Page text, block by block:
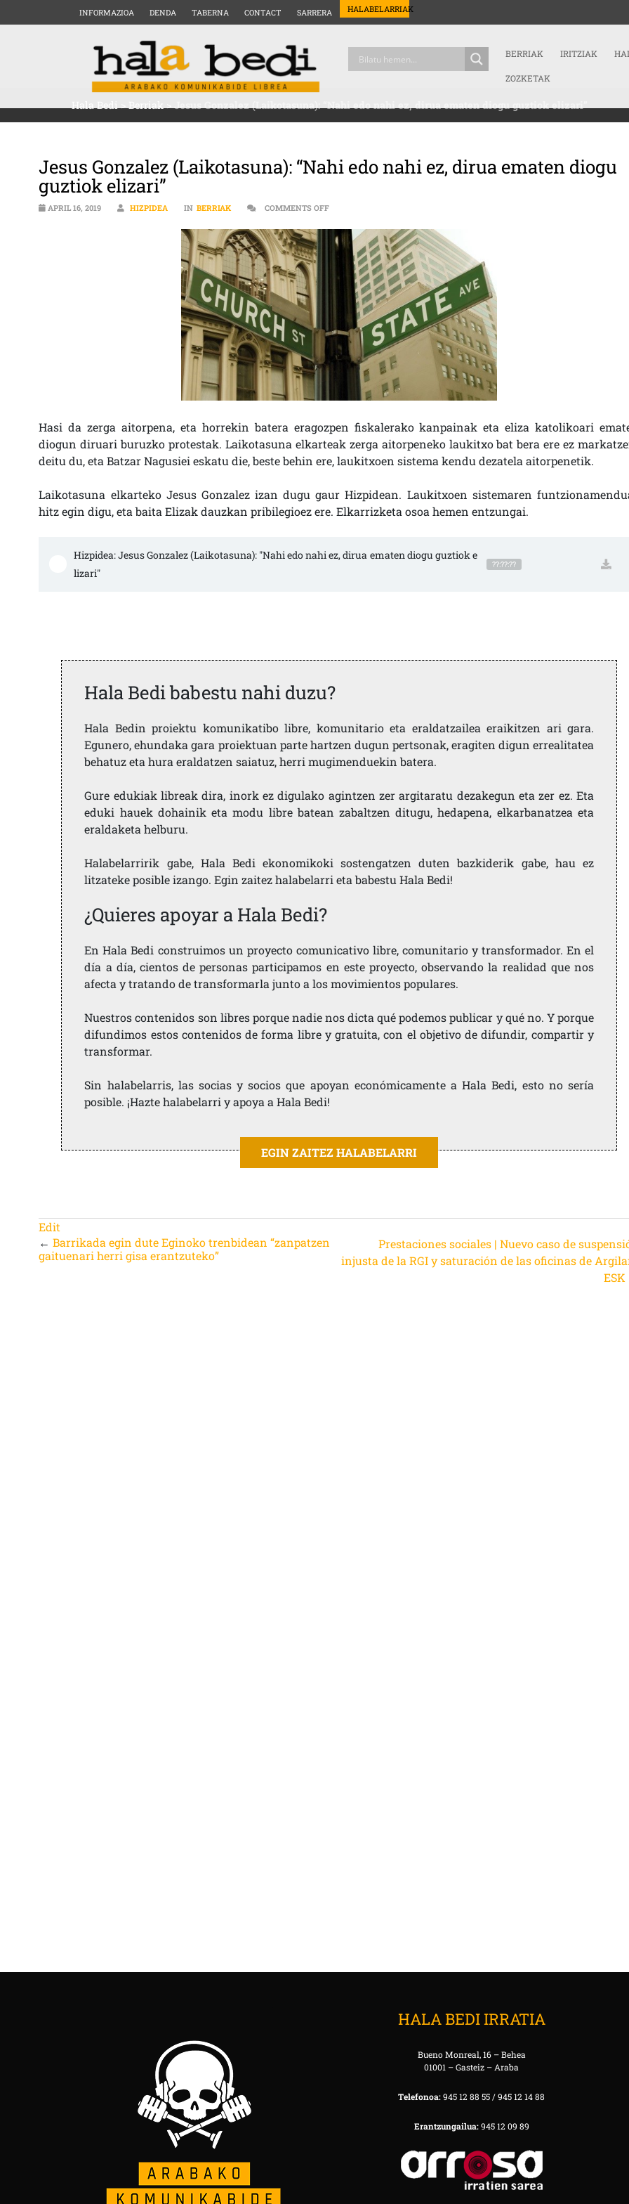
INFORMAZIOA DENDA TABERNA CONTACT SARRERA HALABELARRIAK
BERRIAK IRITZIAK
ZOZKETAK
Hala Bedi>Berriak>Jesus Gonzalez (Laikotasuna): “Nahi edo nahi ez, dirua ematen diogu guztiok elizari”
Jesus Gonzalez (Laikotasuna): “Nahi edo nahi ez, dirua ematen diogu
guztiok elizari”
APRIL 16, 2019 HIZPIDEA IN BERRIAK COMMENTS OFFON JESUS GONZALEZ (LAIKOTASUNA): “NAHI EDO NAHI EZ, DIRUA EMATEN
Hasi da zerga aitorpena, eta horrekin batera eragozpen fiskalerako kanpainak eta eliza katolikoari
diogun diruari buruzko protestak. Laikotasuna elkarteak zerga aitorpeneko laukitxo bat bera ere ez
deitu du, eta Batzar Nagusiei eskatu die, beste behin ere, laukitxoen sistema kendu dezatela aitorpenetik.
Laikotasuna elkarteko Jesus Gonzalez izan dugu gaur Hizpidean. Laukitxoen sistemaren
hitz egin digu, eta baita Elizak dauzkan pribilegioez ere. Elkarrizketa osoa hemen entzungai.
Hizpidea: Jesus Gonzalez (Laikotasuna): "Nahi edo nahi ez, dirua ematen diogu guztiok e
lizari"
??:??:??
Hala Bedi babestu nahi duzu?
Hala Bedin proiektu komunikatibo libre, komunitario eta eraldatzailea eraikitzen ari gara.
Egunero, ehundaka gara proiektuan parte hartzen dugun pertsonak, eragiten digun errealitatea
behatuz eta hura eraldatzen saiatuz, herri mugimenduekin batera.
Gure edukiak libreak dira, inork ez digulako agintzen zer argitaratu dezakegun eta zer ez. Eta
eduki hauek dohainik eta modu libre batean zabaltzen ditugu, hedapena, elkarbanatzea eta
eraldaketa helburu.
Halabelarririk gabe, Hala Bedi ekonomikoki sostengatzen duten bazkiderik gabe, hau ez
litzateke posible izango. Egin zaitez halabelarri eta babestu Hala Bedi!
¿Quieres apoyar a Hala Bedi?
En Hala Bedi construimos un proyecto comunicativo libre, comunitario y transformador. En el
día a día, cientos de personas participamos en este proyecto, observando la realidad que nos
afecta y tratando de transformarla junto a los movimientos populares.
Nuestros contenidos son libres porque nadie nos dicta qué podemos publicar y qué no. Y porque
difundimos estos contenidos de forma libre y gratuita, con el objetivo de difundir, compartir y
transformar.
Sin halabelarris, las socias y socios que apoyan económicamente a Hala Bedi, esto no sería
posible. ¡Hazte halabelarri y apoya a Hala Bedi!
EGIN ZAITEZ HALABELARRI
Edit
←Barrikada egin dute Eginoko trenbidean “zanpatzen
gaituenari herri gisa erantzuteko”
Prestaciones sociales | Nuevo caso de
injusta de la RGI y saturación de las oficinas de
ESK
HALA BEDI IRRATIA
Bueno Monreal, 16 – Behea
01001 – Gasteiz – Araba
Telefonoa:945 12 88 55 / 945 12 14 88
Erantzungailua:945 12 09 89